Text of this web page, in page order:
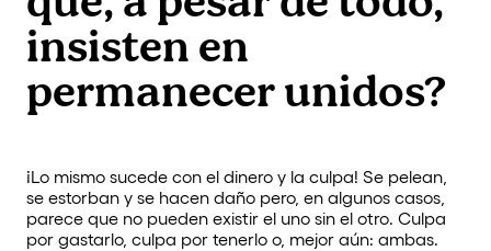
insisten en
permanecer unidos?
¡Lo mismo sucede con el dinero y la culpa! Se pelean,
se estorban y se hacen daño pero, en algunos casos,
parece que no pueden existir el uno sin el otro. Culpa
por gastarlo, culpa por tenerlo o, mejor aún: ambas.